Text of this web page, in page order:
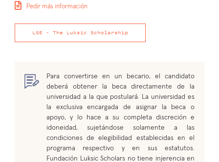
Pedir más información
LSE - The Luksic Scholarship
Para convertirse en un becario, el candidato
deberá obtener la beca directamente de la
universidad a la que postulará. La universidad es
la exclusiva encargada de asignar la beca o
apoyo, y lo hace a su completa discreción e
idoneidad, sujetándose solamente a las
condiciones de elegibilidad establecidas en el
programa respectivo y en sus estatutos.
Fundación Luksic Scholars no tiene injerencia en